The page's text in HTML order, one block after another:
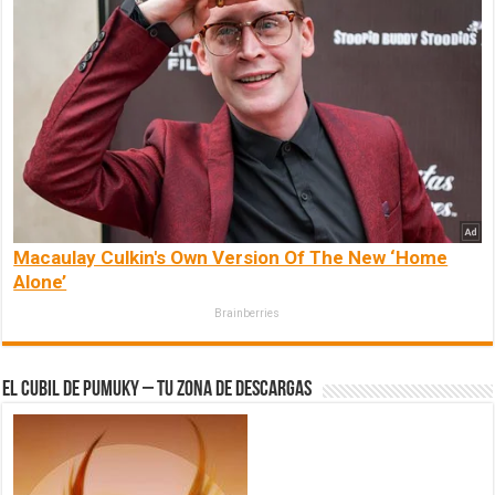
Macaulay Culkin's Own Version Of The New ‘Home
Alone’
Brainberries
El Cubil de Pumuky – Tu zona de Descargas